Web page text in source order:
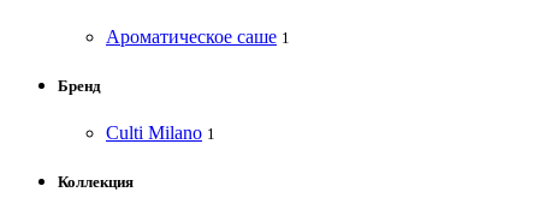
Ароматическое саше 1
Бренд
Culti Milano 1
Коллекция